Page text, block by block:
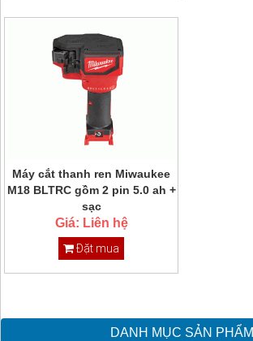
Máy cắt thanh ren Miwaukee
M18 BLTRC gồm 2 pin 5.0 ah +
sạc
Giá: Liên hệ
Đặt mua
DANH MỤC SẢN PHẨM